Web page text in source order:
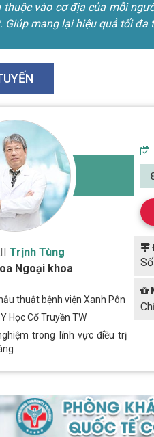
thuộc vào cơ địa của mỗi
Giúp mang lại hiệu quả tối đa
Trịnh Tùng
Ngoại khoa
thuật bệnh viện Xanh Pôn
Học Cổ Truyền TW
trong lĩnh vực điều trị